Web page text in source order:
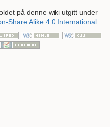
på denne wiki utgitt under
Share Alike 4.0 International